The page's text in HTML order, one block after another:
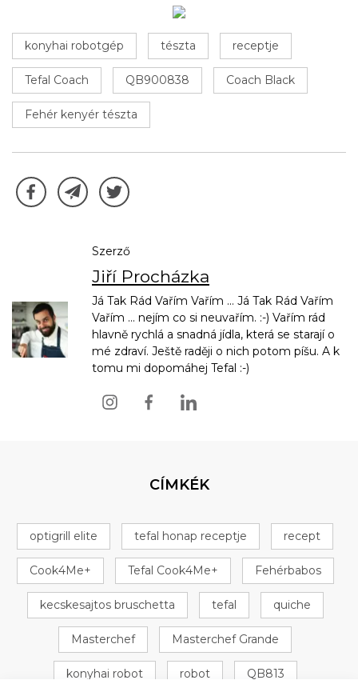
konyhai robotgép tészta receptje
Tefal Coach QB900838 Coach Black
Fehér kenyér tészta
Szerző
Jiří Procházka
Já Tak Rád Vařím Vařím ... Já Tak Rád Vařím
Vařím ... nejím co si neuvařím. :-) Vařím rád
hlavně rychlá a snadná jídla, která se starají o
mé zdraví. Ještě raději o nich potom píšu. A k
tomu mi dopomáhej Tefal :-)
CÍMKÉK
optigrill elite tefal honap receptje recept
Cook4Me+ Tefal Cook4Me+ Fehérbabos
kecskesajtos bruschetta tefal quiche
Masterchef Masterchef Grande
konyhai robot robot QB813